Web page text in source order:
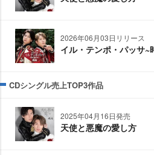
2026年06月03日リリース
イル・テンポ・パッサ~
CDシングル売上TOP3作品
2025年04月16日発売
天使と悪魔の愛し方